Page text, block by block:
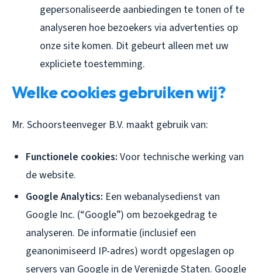
gepersonaliseerde aanbiedingen te tonen of te
analyseren hoe bezoekers via advertenties op
onze site komen. Dit gebeurt alleen met uw
expliciete toestemming.
Welke cookies gebruiken wij?
Mr. Schoorsteenveger B.V. maakt gebruik van:
Functionele cookies: Voor technische werking van
de website.
Google Analytics: Een webanalysedienst van
Google Inc. (“Google”) om bezoekgedrag te
analyseren. De informatie (inclusief een
geanonimiseerd IP-adres) wordt opgeslagen op
servers van Google in de Verenigde Staten. Google